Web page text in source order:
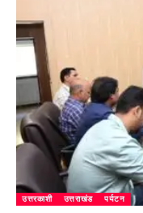
उत्तरकाशी उत्तराखंड पर्यटन